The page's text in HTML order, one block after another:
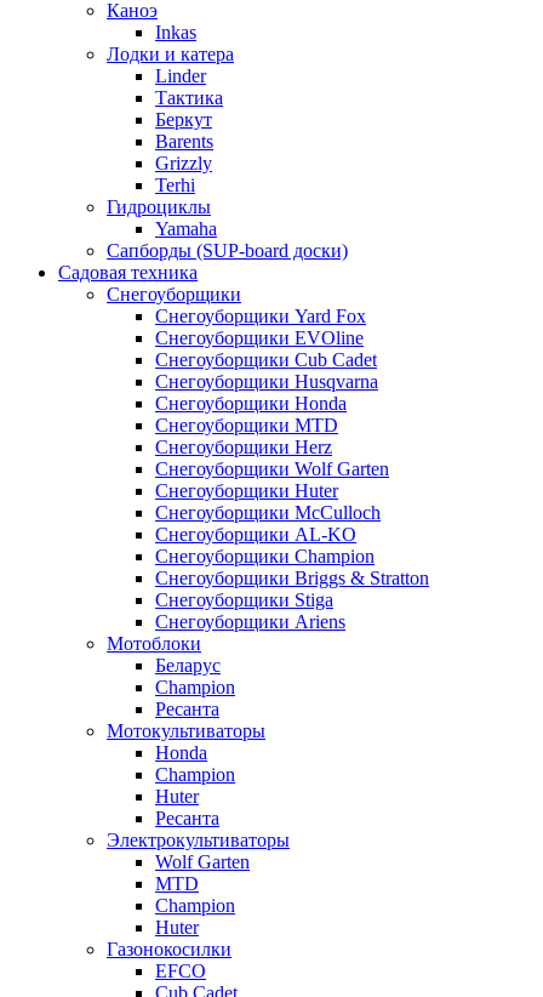
Каноэ
Inkas
Лодки и катера
Linder
Тактика
Беркут
Barents
Grizzly
Terhi
Гидроциклы
Yamaha
Сапборды (SUP-board доски)
Садовая техника
Снегоуборщики
Снегоуборщики Yard Fox
Снегоуборщики EVOline
Снегоуборщики Cub Cadet
Снегоуборщики Husqvarna
Снегоуборщики Honda
Снегоуборщики MTD
Снегоуборщики Herz
Снегоуборщики Wolf Garten
Снегоуборщики Huter
Снегоуборщики McCulloch
Снегоуборщики AL-KO
Снегоуборщики Champion
Снегоуборщики Briggs & Stratton
Снегоуборщики Stiga
Снегоуборщики Ariens
Мотоблоки
Беларус
Champion
Ресанта
Мотокультиваторы
Honda
Champion
Huter
Ресанта
Электрокультиваторы
Wolf Garten
MTD
Champion
Huter
Газонокосилки
EFCO
Cub Cadet